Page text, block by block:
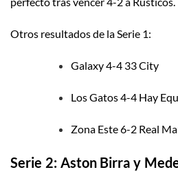
Otros resultados de la Serie 1:
Galaxy 4-4 33 City
Los Gatos 4-4 Hay
Zona Este 6-2 Real
Serie 2: Aston Birra y